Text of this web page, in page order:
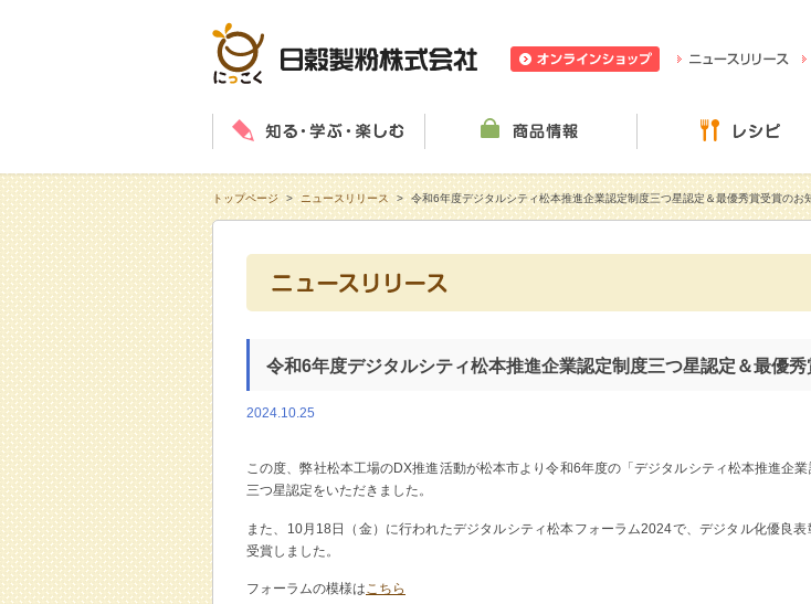
知る・学ぶ・楽しむ
トップページ > ニュースリリース > 令和6年度デジタルシティ松本推進企業認定制度三つ星認定＆最優秀賞受賞のお
令和6年度デジタルシティ松本推進企業認定制度三つ星認定＆最優
2024.10.25
この度、弊社松本工場のDX推進活動が松本市より令和6年度の「デジタルシティ松本推進企
三つ星認定をいただきました。
また、10月18日（金）に行われたデジタルシティ松本フォーラム2024で、デジタル化優良
受賞しました。
フォーラムの模様はこちら